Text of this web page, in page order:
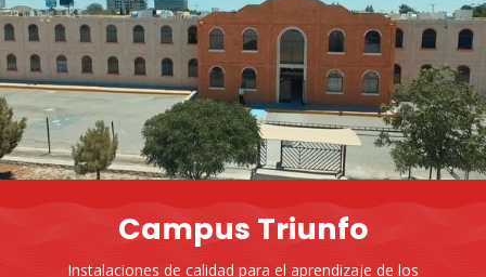
Campus Triunfo
Instalaciones de calidad para el aprendizaje de los